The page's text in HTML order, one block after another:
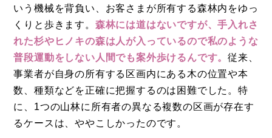
いう機械を背負い、お客さまが所有する森林内をゆっ
くりと歩きます。 森林には道はないですが、手入れさ
れた杉やヒノキの森は人が入っているので私のような
普段運動をしない人間でも案外歩けるんです。従来、
事業者が自身の所有する区画内にある木の位置や本
数、種類などを正確に把握するのは困難でした。特
に、1つの山林に所有者の異なる複数の区画が存在す
るケースは、ややこしかったのです。